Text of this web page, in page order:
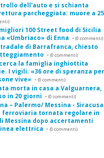
dell'auto e si schianta
parcheggiata: muore a 25
100 Street food di Sicilia
«Umbriaco» di Enna - (0 commenti)
di Barrafranca, chiesto
- (0 commenti)
la famiglia inghiottita
I vigili: «36 ore di speranza per
vive» - (0 commenti)
morta in casa a Valguarnera,
in 20 giorni - (0 commenti)
– Palermo/ Messina - Siracusa
ferroviaria tornata regolare in
Messina dopo accertamenti
elettrica - (0 commenti)